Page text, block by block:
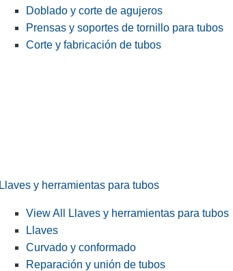
Doblado y corte de agujeros
Prensas y soportes de tornillo para tubos
Corte y fabricación de tubos
Llaves y herramientas para tubos
View All Llaves y herramientas para tubos
Llaves
Curvado y conformado
Reparación y unión de tubos